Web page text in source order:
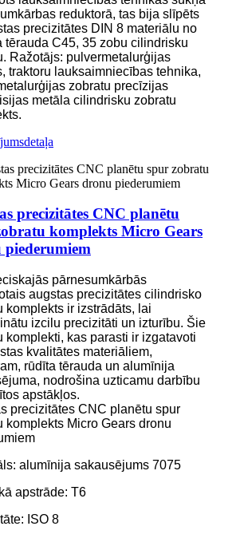
reduktorā, tas bija slīpēts
precizitātes DIN 8 materiālu no
tērauda C45, 35 zobu cilindrisku
Ražotājs: pulvermetalurģijas
traktoru lauksaimniecības tehnika,
zobratu precīzijas
metāla cilindrisku zobratu
detaļa
precizitātes CNC planētu
komplekts Micro Gears
piederumiem
pārnesumkārbās
augstas precizitātes cilindrisko
komplekts ir izstrādāts, lai
izcilu precizitāti un izturību. Šie
komplekti, kas parasti ir izgatavoti
kvalitātes materiāliem,
rūdīta tērauda un alumīnija
nodrošina uzticamu darbību
apstākļos.
precizitātes CNC planētu spur
komplekts Micro Gears dronu
alumīnija sakausējums 7075
apstrāde: T6
ISO 8